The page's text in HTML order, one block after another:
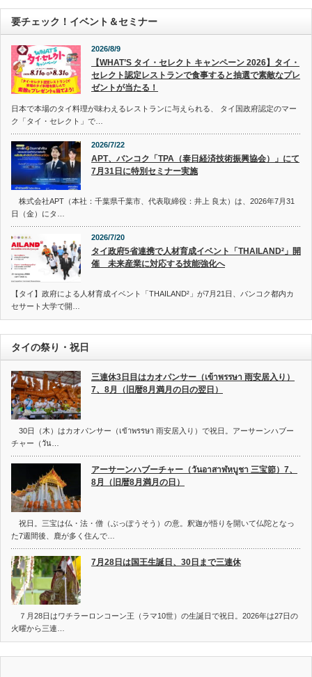
要チェック！イベント＆セミナー
2026/8/9
【WHAT’S タイ・セレクト キャンペーン 2026】タイ・
セレクト認定レストランで食事すると抽選で素敵なプレ
ゼントが当たる！
日本で本場のタイ料理が味わえるレストランに与えられる、 タイ国政府認定のマー
ク「タイ・セレクト」で…
2026/7/22
APT、バンコク「TPA（泰日経済技術振興協会）」にて
7月31日に特別セミナー実施
株式会社APT（本社：千葉県千葉市、代表取締役：井上 良太）は、2026年7月31
日（金）にタ…
2026/7/20
タイ政府5省連携で人材育成イベント「THAILAND²」開
催 未来産業に対応する技能強化へ
【タイ】政府による人材育成イベント「THAILAND²」が7月21日、バンコク都内カ
セサート大学で開…
タイの祭り・祝日
三連休3日目はカオパンサー（เข้าพรรษา 雨安居入り）
7、8月（旧暦8月満月の日の翌日）
30日（木）はカオパンサー（เข้าพรรษา 雨安居入り）で祝日。アーサーンハブー
チャー（วัน…
アーサーンハブーチャー（วันอาสาฬหบูชา 三宝節）7、
8月（旧暦8月満月の日）
祝日。三宝は仏・法・僧（ぶっぽうそう）の意。釈迦が悟りを開いて仏陀となっ
た7週間後、鹿が多く住んで…
7月28日は国王生誕日、30日まで三連休
７月28日はワチラーロンコーン王（ラマ10世）の生誕日で祝日。2026年は27日の
火曜から三連…